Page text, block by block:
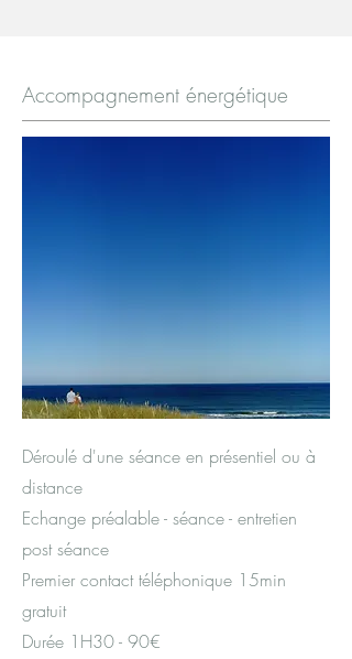
Accompagnement énergétique
Déroulé d'une séance en présentiel ou à
distance
Echange préalable - séance - entretien
post séance
Premier contact téléphonique 15min
gratuit
Durée 1H30 - 90€